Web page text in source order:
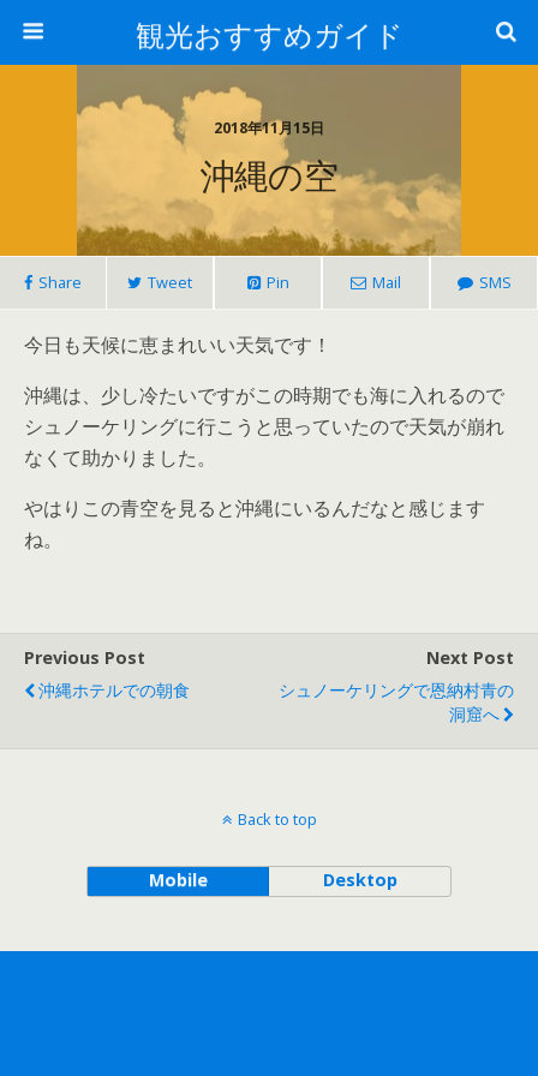
観光おすすめガイド
2018年11月15日
沖縄の空
Share Tweet Pin Mail SMS
今日も天候に恵まれいい天気です！
沖縄は、少し冷たいですがこの時期でも海に入れるので
シュノーケリングに行こうと思っていたので天気が崩れ
なくて助かりました。
やはりこの青空を見ると沖縄にいるんだなと感じます
ね。
Previous Post
沖縄ホテルでの朝食
Next Post
シュノーケリングで恩納村青の
洞窟へ
Back to top
Mobile Desktop